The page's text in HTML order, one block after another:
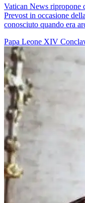
Vatican News ripropone
Prevost in occasione
conosciuto quando era
Papa Leone XIV